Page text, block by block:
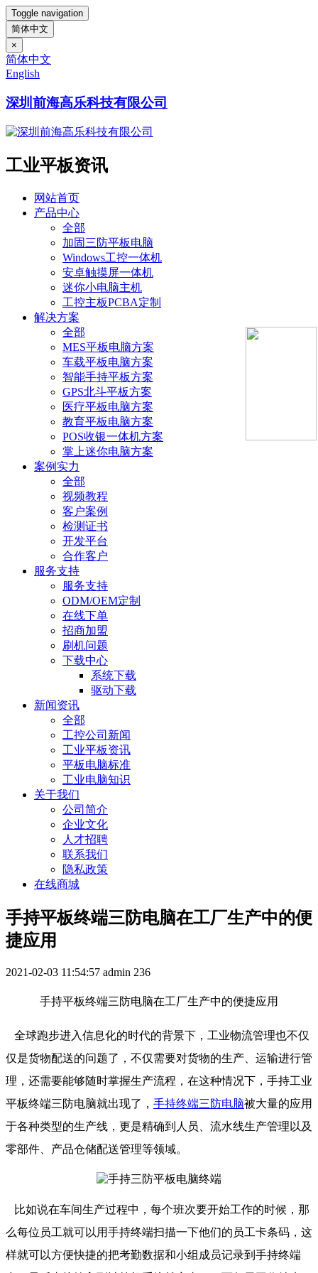
Toggle navigation
简体中文
×
简体中文
English
深圳前海高乐科技有限公司
工业平板资讯
网站首页
产品中心
全部
加固三防平板电脑
Windows工控一体机
安卓触摸屏一体机
迷你小电脑主机
工控主板PCBA定制
解决方案
全部
MES平板电脑方案
车载平板电脑方案
智能手持平板方案
GPS北斗平板方案
医疗平板电脑方案
教育平板电脑方案
POS收银一体机方案
掌上迷你电脑方案
案例实力
全部
视频教程
客户案例
检测证书
开发平台
合作客户
服务支持
服务支持
ODM/OEM定制
在线下单
招商加盟
刷机问题
下载中心
系统下载
驱动下载
新闻资讯
全部
工控公司新闻
工业平板资讯
平板电脑标准
工业电脑知识
关于我们
公司简介
企业文化
人才招聘
联系我们
隐私政策
在线商城
手持平板终端三防电脑在工厂生产中的便
捷应用
2021-02-03 11:54:57 admin 236
手持平板终端三防电脑在工厂生产中的便捷应用
全球跑步进入信息化的时代的背景下，工业物流管理也不仅
仅是货物配送的问题了，不仅需要对货物的生产、运输进行管
理，还需要能够随时掌握生产流程，在这种情况下，手持工业
平板终端三防电脑就出现了， 手持终端三防电脑被大量的应用
于各种类型的生产线，更是精确到人员、流水线生产管理以及
零部件、产品仓储配送管理等领域。
比如说在车间生产过程中，每个班次要开始工作的时候，那
么每位员工就可以用手持终端扫描一下他们的员工卡条码，这
样就可以方便快捷的把考勤数据和小组成员记录到手持终端